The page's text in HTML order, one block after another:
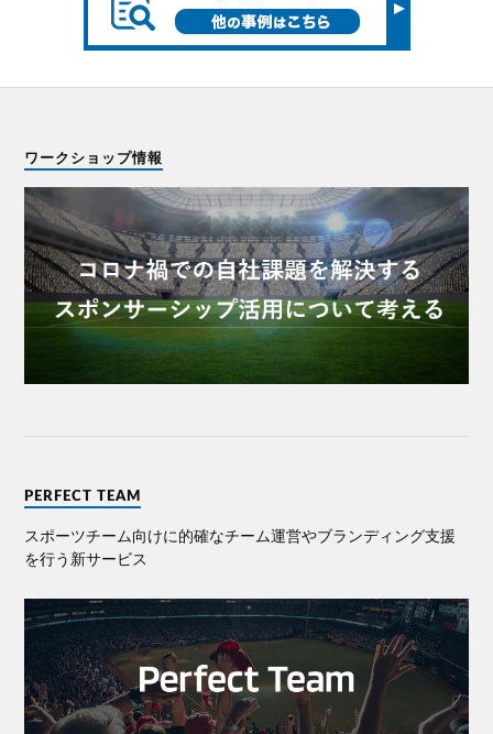
ワークショップ情報
PERFECT TEAM
スポーツチーム向けに的確なチーム運営やブランディング⽀援
を⾏う新サービス